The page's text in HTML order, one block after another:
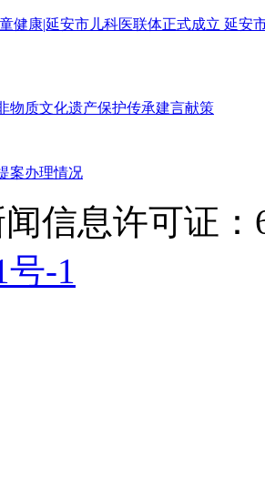
健康|延安市儿科医联体正式成立 延安
物质文化遗产保护传承建言献策
案办理情况
信息许可证：
号-1